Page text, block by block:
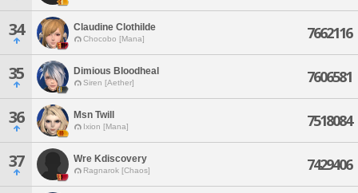
34 Claudine Clothilde
Chocobo [Mana] 7662116
35 Dimious Bloodheal
Siren [Aether] 7606581
36 Msn Twill
Ixion [Mana] 7518084
37 Wre Kdiscovery
Ragnarok [Chaos] 7429406